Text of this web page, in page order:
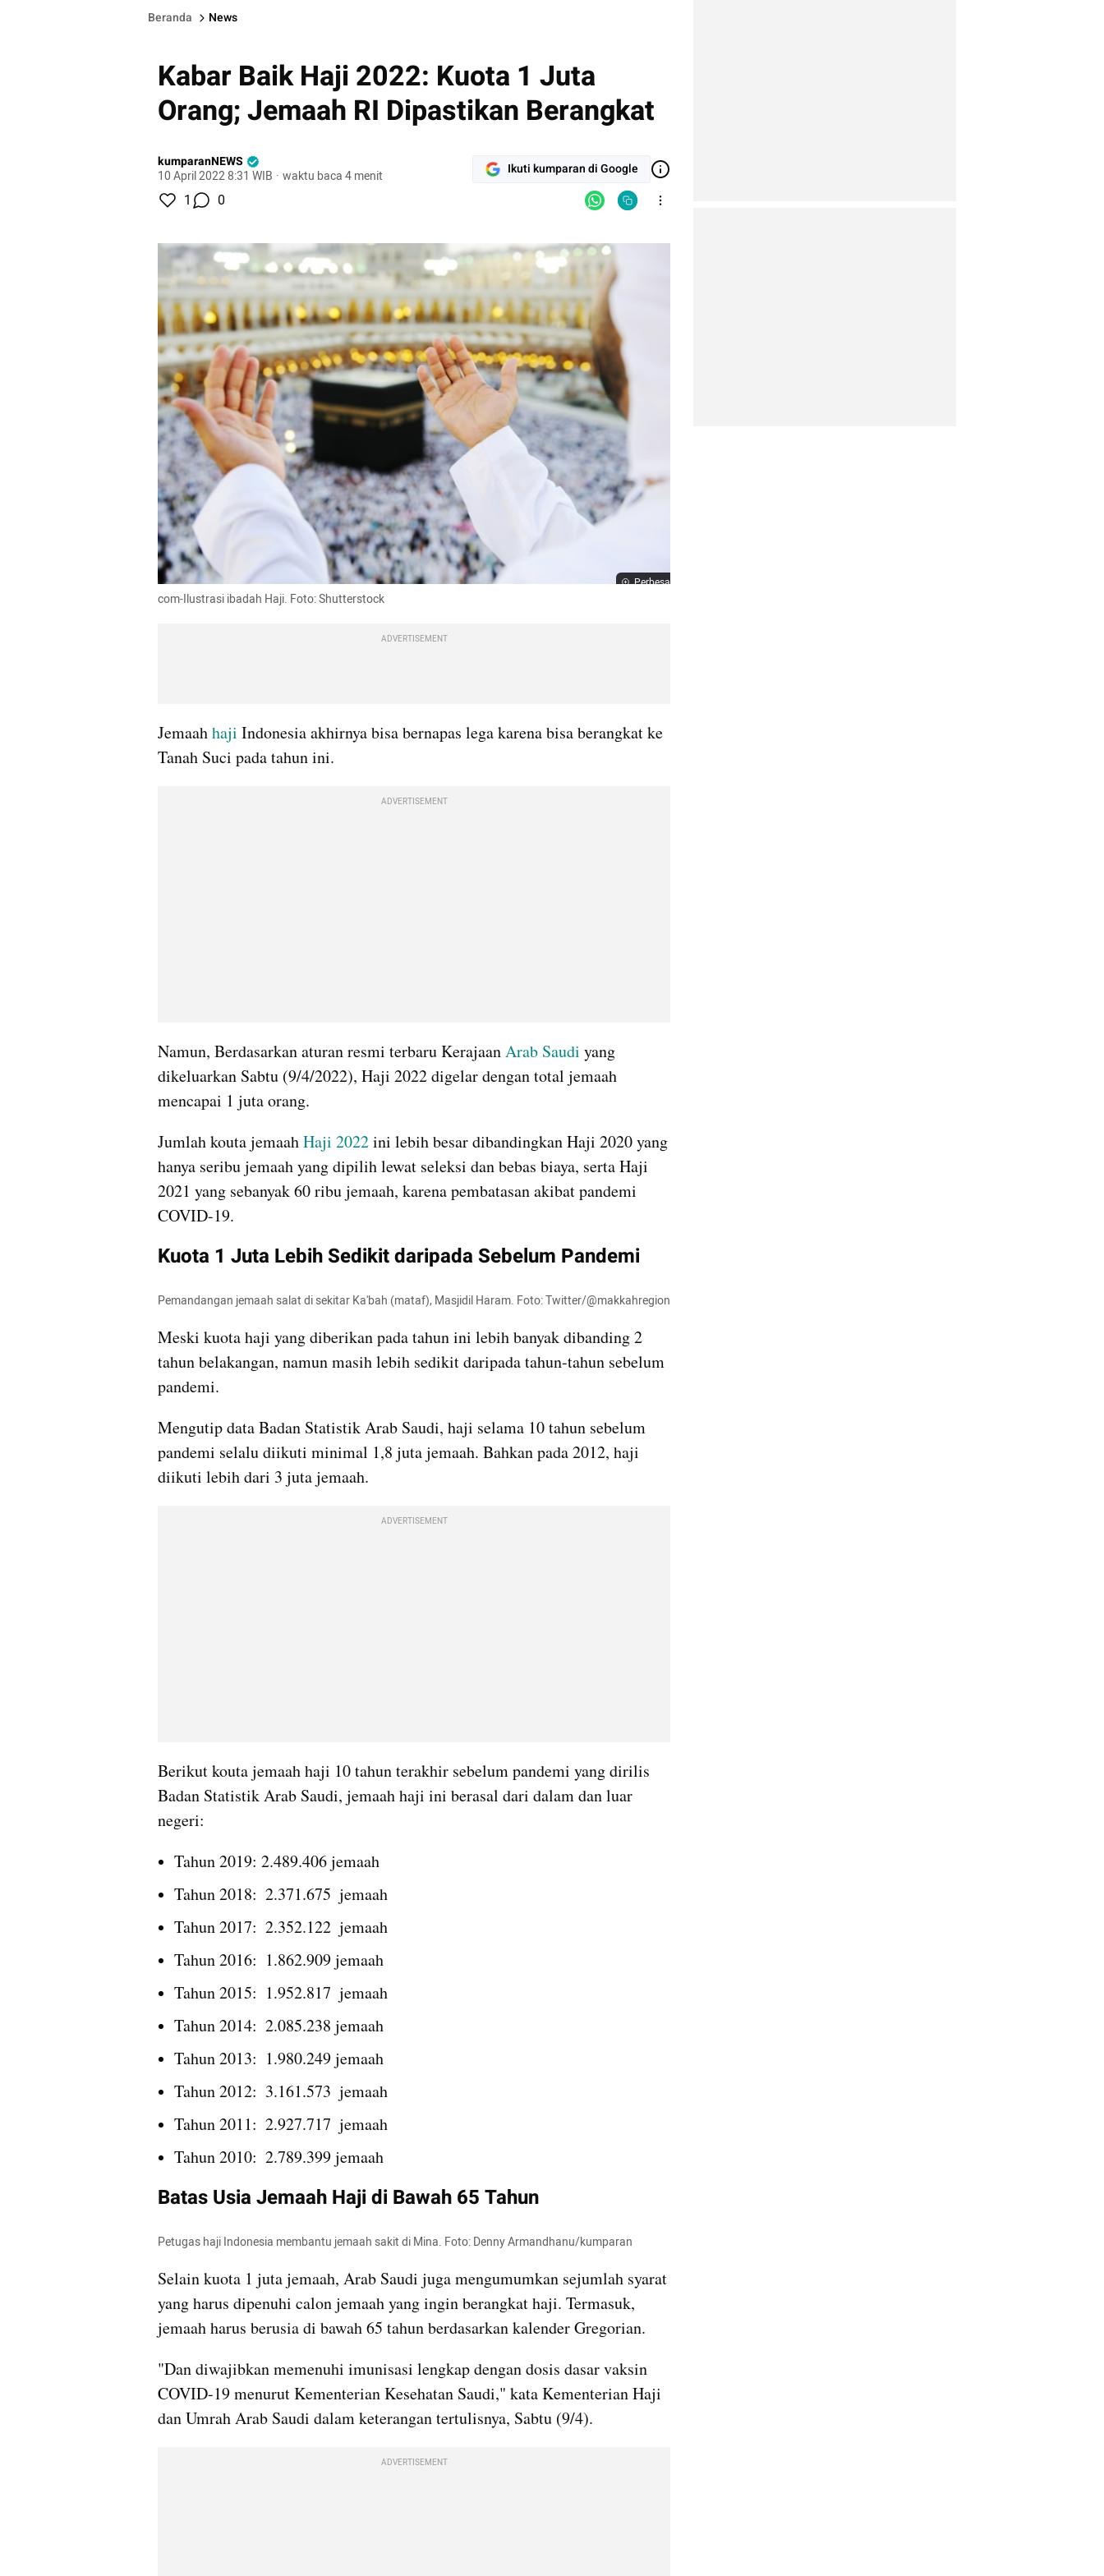
Beranda News
Kabar Baik Haji 2022: Kuota 1 Juta
Orang; Jemaah RI Dipastikan Berangkat
kumparanNEWS
10 April 2022 8:31 WIB · waktu baca 4 menit Ikuti kumparan di Google
1 0
Perbesar
com-Ilustrasi ibadah Haji. Foto: Shutterstock
ADVERTISEMENT
Jemaah haji Indonesia akhirnya bisa bernapas lega karena bisa berangkat ke
Tanah Suci pada tahun ini.
ADVERTISEMENT
Namun, Berdasarkan aturan resmi terbaru Kerajaan Arab Saudi yang
dikeluarkan Sabtu (9/4/2022), Haji 2022 digelar dengan total jemaah
mencapai 1 juta orang.
Jumlah kouta jemaah Haji 2022 ini lebih besar dibandingkan Haji 2020yang
hanya seribu jemaah yang dipilih lewat seleksi dan bebas biaya, serta Haji
2021 yang sebanyak 60 ribu jemaah, karena pembatasan akibat pandemi
COVID-19.
Kuota 1 Juta Lebih Sedikit daripada Sebelum Pandemi
Pemandangan jemaah salat di sekitar Ka'bah (mataf), Masjidil Haram. Foto: Twitter/@makkahregion
Meski kuota haji yang diberikan pada tahun ini lebih banyak dibanding 2
tahun belakangan, namun masih lebih sedikit daripada tahun-tahun sebelum
pandemi.
Mengutip data Badan Statistik Arab Saudi, haji selama 10 tahun sebelum
pandemi selalu diikuti minimal 1,8 juta jemaah. Bahkan pada 2012, haji
diikuti lebih dari 3 juta jemaah.
ADVERTISEMENT
Berikut kouta jemaah haji 10 tahun terakhir sebelum pandemi yang dirilis
Badan Statistik Arab Saudi, jemaah haji ini berasal dari dalam dan luar
negeri:
Tahun 2019: 2.489.406 jemaah
Tahun 2018:  2.371.675  jemaah
Tahun 2017:  2.352.122  jemaah
Tahun 2016:  1.862.909 jemaah
Tahun 2015:  1.952.817  jemaah
Tahun 2014:  2.085.238 jemaah
Tahun 2013:  1.980.249 jemaah
Tahun 2012:  3.161.573  jemaah
Tahun 2011:  2.927.717  jemaah
Tahun 2010:  2.789.399 jemaah
Batas Usia Jemaah Haji di Bawah 65 Tahun
Petugas haji Indonesia membantu jemaah sakit di Mina. Foto: Denny Armandhanu/kumparan
Selain kuota 1 juta jemaah, Arab Saudi juga mengumumkan sejumlah syarat
yang harus dipenuhi calon jemaah yang ingin berangkat haji. Termasuk,
jemaah harus berusia di bawah 65 tahun berdasarkan kalender Gregorian.
"Dan diwajibkan memenuhi imunisasi lengkap dengan dosis dasar vaksin
COVID-19 menurut Kementerian Kesehatan Saudi," kata Kementerian Haji
dan Umrah Arab Saudi dalam keterangan tertulisnya, Sabtu (9/4).
ADVERTISEMENT